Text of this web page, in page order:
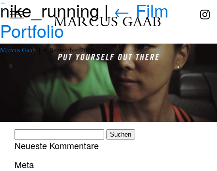
MARCUS GAAB
nike_running | ← Film
Portfolio
Marcus Gaab 4. September 2019
←
→
Suchen
nach:
Neueste Kommentare
Meta